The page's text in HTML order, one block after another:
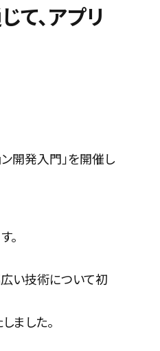
、アプリ
開発入門」を開催し
。
い技術について初
ました。